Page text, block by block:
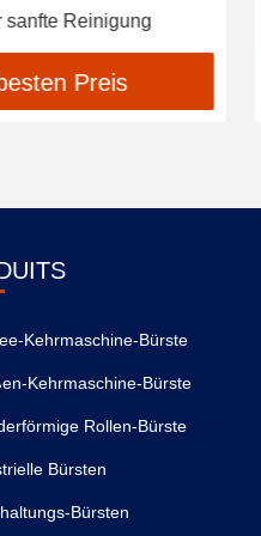
sanfte Reinigung
Preis
Kehrmaschine-Bürste
Kehrmaschine-Bürste
Rollen-Bürste
Bürsten
Bürsten